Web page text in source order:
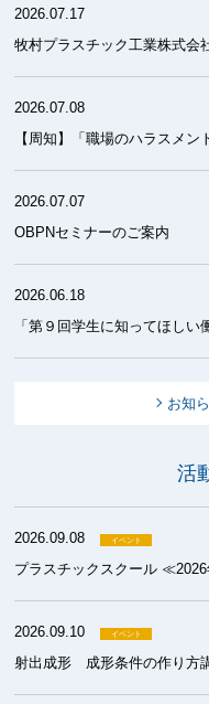
2026.07.17
牧村プラスチック工業株式会
2026.07.08
2026.07.07
OBPNセミナーのご案内
2026.06.18
お知
活
2026.09.08
2026.09.10